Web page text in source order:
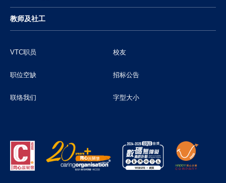
教师及社工
VTC职员 校友
职位空缺 招标公告
联络我们 字型大小